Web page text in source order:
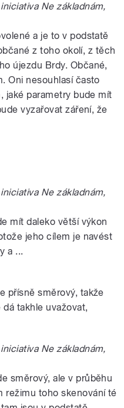
Ne základnám,
a je to v podstatě
z toho okolí, z těch
újezdu Brdy. Občané,
Oni nesouhlasí často
jaké parametry bude mít
vyzařovat záření, že
Ne základnám,
mít daleko větší výkon
jeho cílem je navést
a ...
přísně směrový, takže
takhle uvažovat,
Ne základnám,
směrový, ale v průběhu
režimu toho skenování té